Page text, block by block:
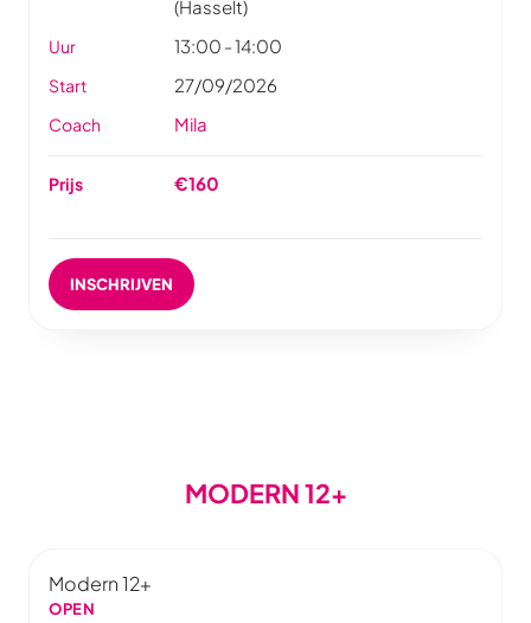
(Hasselt)
Uur 13:00 - 14:00
Start 27/09/2026
Coach Mila
Prijs €160
INSCHRIJVEN
MODERN 12+
Modern 12+
OPEN